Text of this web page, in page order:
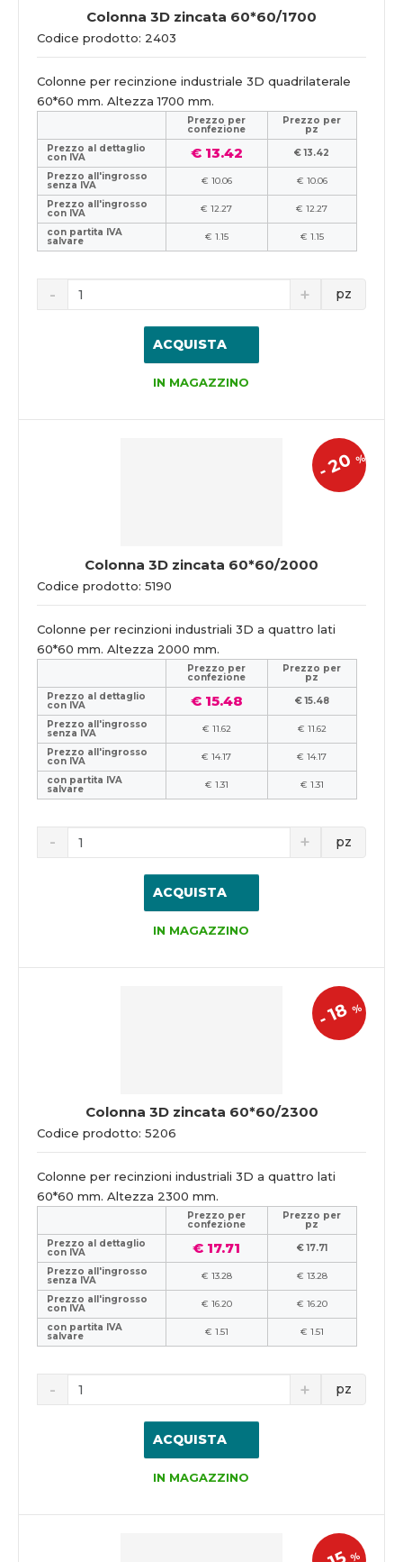
Colonna 3D zincata 60*60/1700
Codice prodotto: 2403
Colonne per recinzione industriale 3D quadrilaterale
60*60 mm. Altezza 1700 mm.
Prezzo per
confezione
Prezzo per
pz
Prezzo al dettaglio
con IVA € 13.42
€ 13.42
Prezzo all'ingrosso
senza IVA € 10.06
€ 10.06
Prezzo all'ingrosso
con IVA € 12.27
€ 12.27
con partita IVA
salvare € 1.15 € 1.15
pz
ACQUISTA
IN MAGAZZINO
Colonna 3D zincata 60*60/2000
Codice prodotto: 5190
-
20%
Colonne per recinzioni industriali 3D a quattro lati
60*60 mm. Altezza 2000 mm.
Prezzo per
confezione
Prezzo per
pz
Prezzo al dettaglio
con IVA € 15.48
€ 15.48
Prezzo all'ingrosso
senza IVA € 11.62
€ 11.62
Prezzo all'ingrosso
con IVA € 14.17
€ 14.17
con partita IVA
salvare € 1.31 € 1.31
pz
ACQUISTA
IN MAGAZZINO
Colonna 3D zincata 60*60/2300
Codice prodotto: 5206
-
18%
Colonne per recinzioni industriali 3D a quattro lati
60*60 mm. Altezza 2300 mm.
Prezzo per
confezione
Prezzo per
pz
Prezzo al dettaglio
con IVA € 17.71
€ 17.71
Prezzo all'ingrosso
senza IVA € 13.28
€ 13.28
Prezzo all'ingrosso
con IVA € 16.20
€ 16.20
con partita IVA
salvare € 1.51 € 1.51
pz
ACQUISTA
IN MAGAZZINO
%